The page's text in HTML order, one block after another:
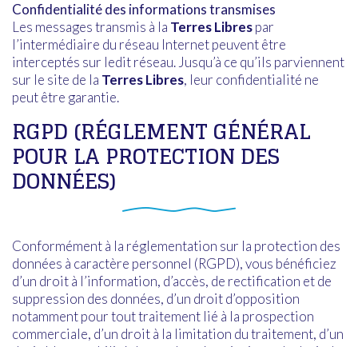
Confidentialité des informations transmises
Les messages transmis à la Terres Librespar
l’intermédiaire du réseau Internet peuvent être
interceptés sur ledit réseau. Jusqu’à ce qu’ils parviennent
sur le site de la Terres Libres, leur confidentialité ne
peut être garantie.
RGPD (RÉGLEMENT GÉNÉRAL
POUR LA PROTECTION DES
DONNÉES)
Conformément à la réglementation sur la protection des
données à caractère personnel (RGPD), vous bénéficiez
d’un droit à l’information, d’accès, de rectification et de
suppression des données, d’un droit d’opposition
notamment pour tout traitement lié à la prospection
commerciale, d’un droit à la limitation du traitement, d’un